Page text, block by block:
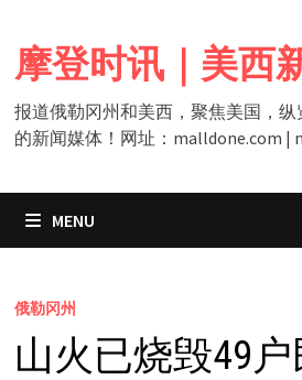
content
摩登时讯｜美西
报道俄勒冈州和美西，聚焦美国，
的新闻媒体！网址：malldone.com |
MENU
俄勒冈州
山火已烧毁49